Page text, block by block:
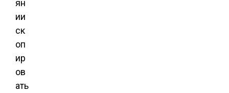
ян
ии
ск
оп
ир
ов
ать